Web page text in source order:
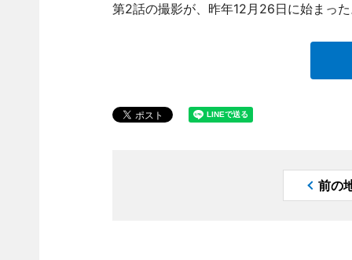
第2話の撮影が、昨年12月26日に始まっ
前の